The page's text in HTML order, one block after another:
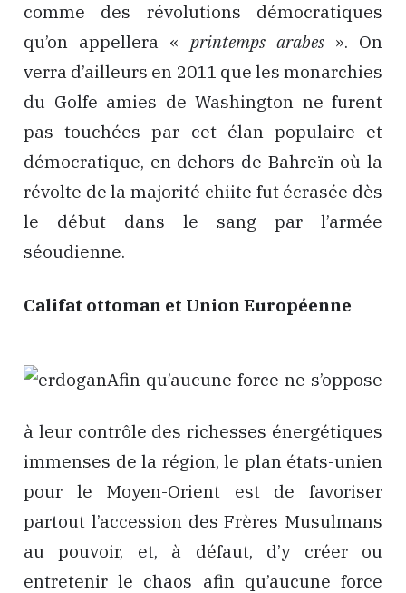
comme des révolutions démocratiques
qu’on appellera « printemps arabes». On
verra d’ailleurs en 2011 que les monarchies
du Golfe amies de Washington ne furent
pas touchées par cet élan populaire et
démocratique, en dehors de Bahreïn où la
révolte de la majorité chiite fut écrasée dès
le début dans le sang par l’armée
séoudienne.
Califat ottoman et Union Européenne
Afin qu’aucune force ne s’oppose
à leur contrôle des richesses énergétiques
immenses de la région, le plan états-unien
pour le Moyen-Orient est de favoriser
partout l’accession des Frères Musulmans
au pouvoir, et, à défaut, d’y créer ou
entretenir le chaos afin qu’aucune force